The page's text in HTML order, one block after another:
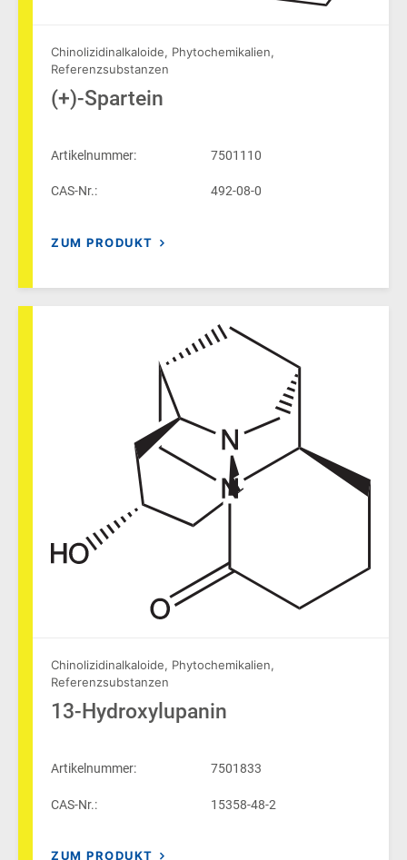
Chinolizidinalkaloide, Phytochemikalien,
Referenzsubstanzen
(+)-Spartein
Artikelnummer: 7501110
CAS-Nr.: 492-08-0
ZUM PRODUKT
Chinolizidinalkaloide, Phytochemikalien,
Referenzsubstanzen
13-Hydroxylupanin
Artikelnummer: 7501833
CAS-Nr.: 15358-48-2
ZUM PRODUKT